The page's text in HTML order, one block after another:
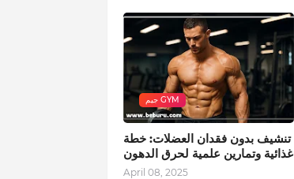
جيم GYM
تنشيف بدون فقدان العضلات: خطة
غذائية وتمارين علمية لحرق الدهون
April 08, 2025